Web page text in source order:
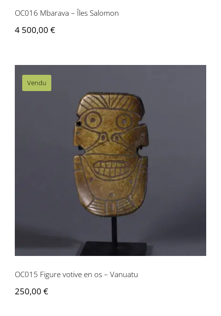
OC016 Mbarava – Îles Salomon
4 500,00 €
Vendu
OC015 Figure votive en os – Vanuatu
OC015 Figure votive en os – Vanuatu
250,00 €